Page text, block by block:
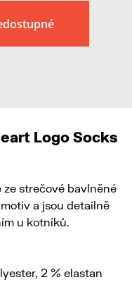
Logo Socks
ze strečové bavlněné
a jsou detailně
u kotníků.
2 % elastan